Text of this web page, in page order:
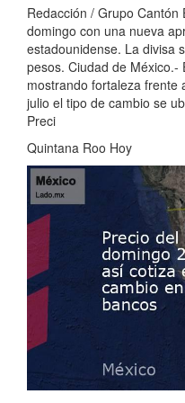
Redacción / Grupo
domingo con una nueva
estadounidense. La divisa
pesos. Ciudad de México.-
mostrando fortaleza frente
julio el tipo de cambio se
Preci
Quintana Roo Hoy